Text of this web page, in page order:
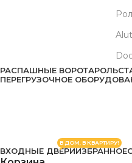
РАСПАШНЫЕ ВОРОТА
ПЕРЕГРУЗОЧНОЕ
ВХОДНЫЕ ДВЕРИ
В ДОМ, В КВАРТИРУ!
ИЗБРАННОЕ